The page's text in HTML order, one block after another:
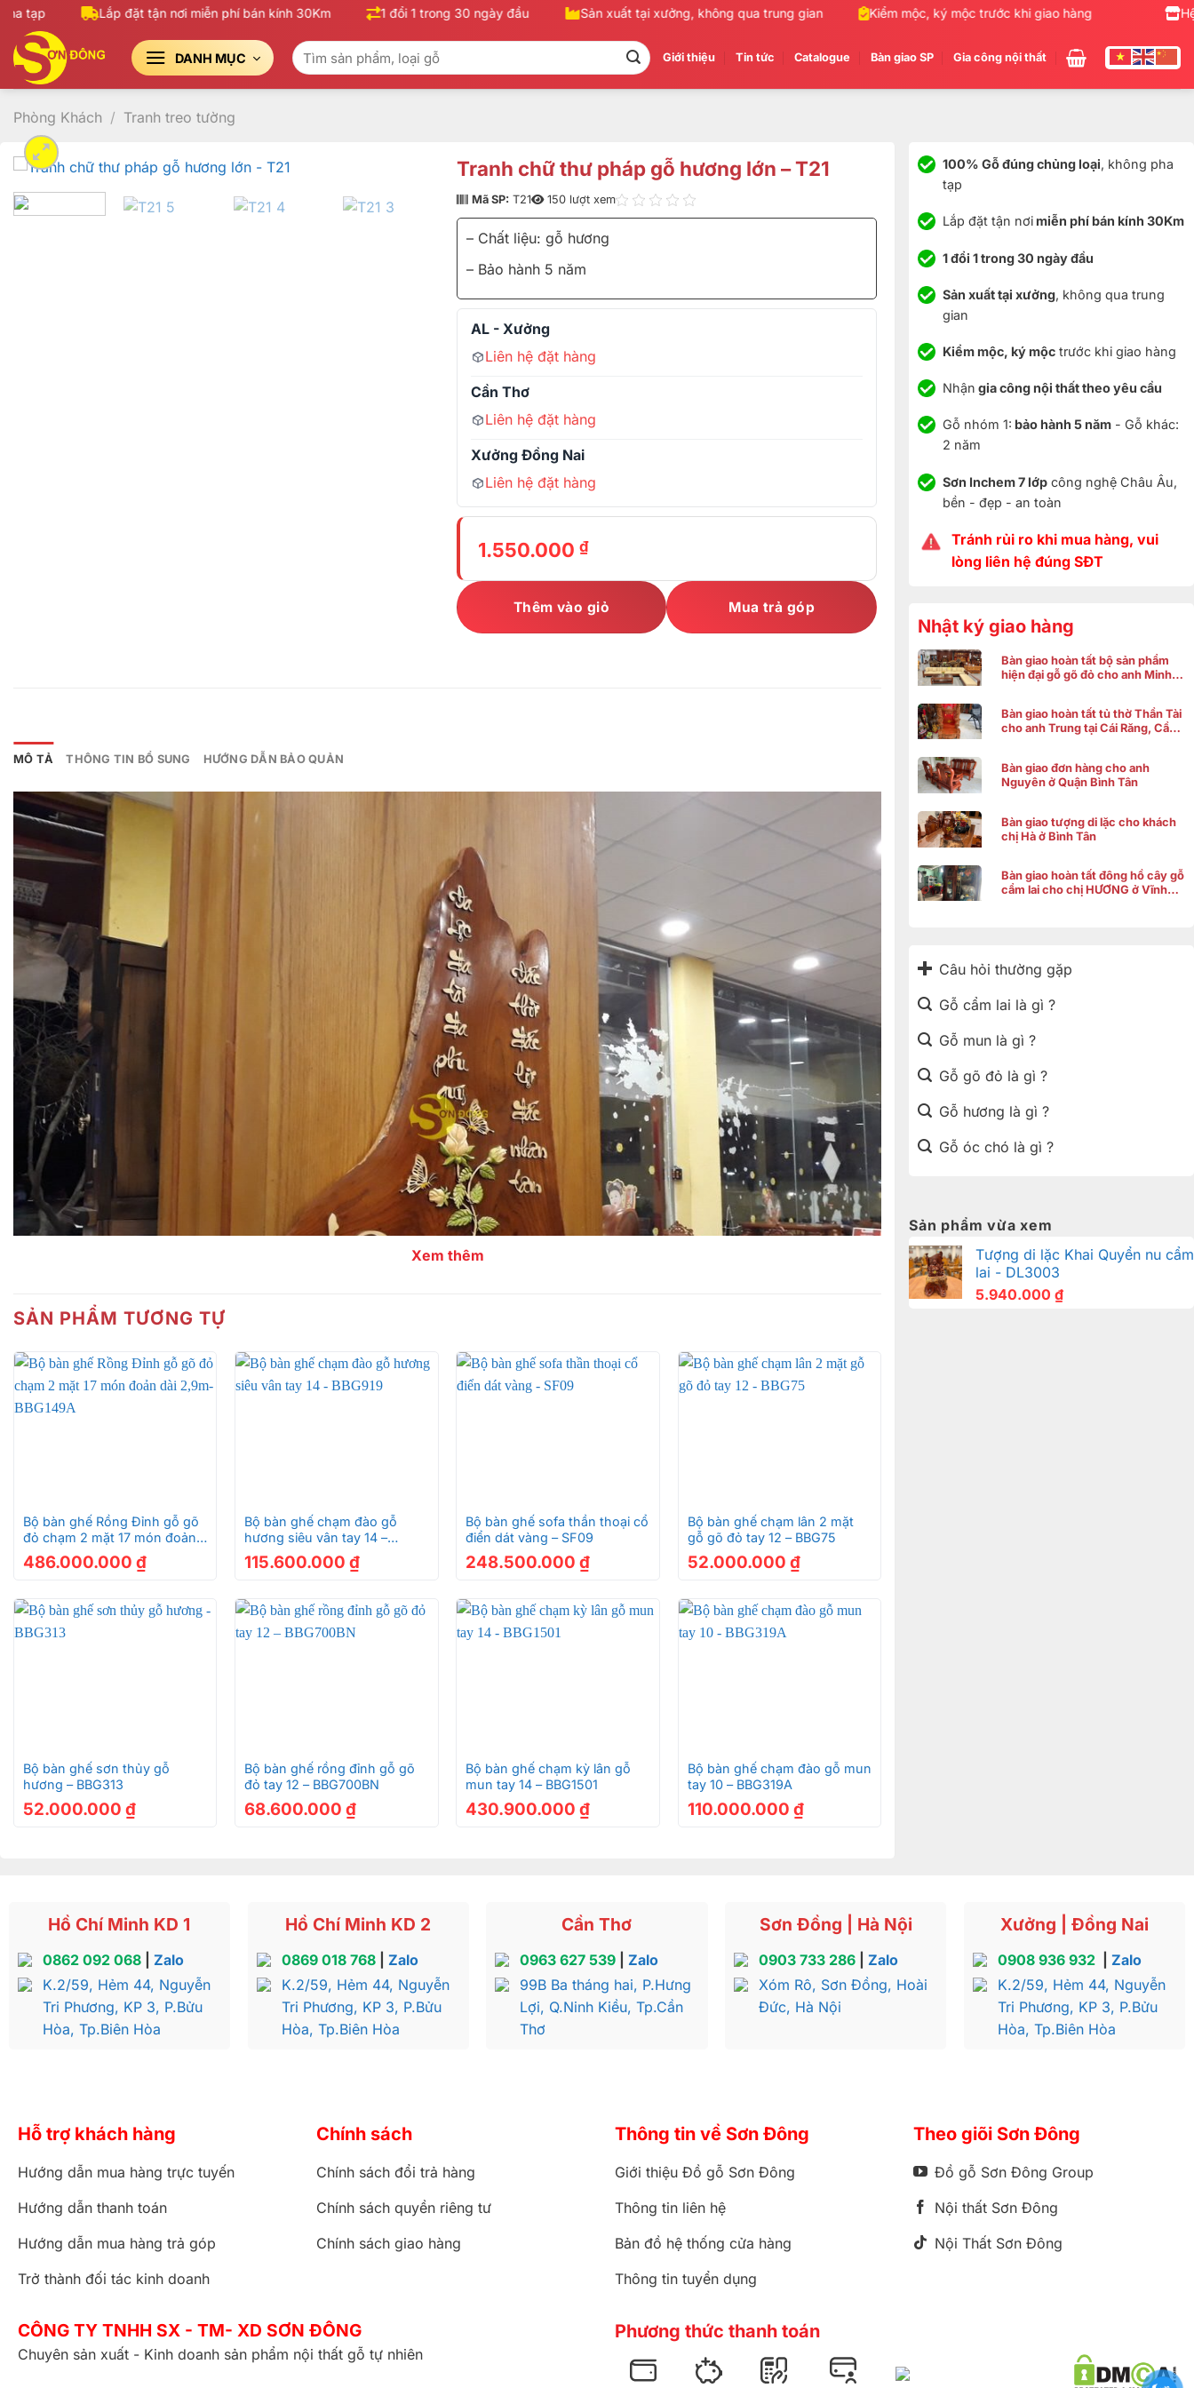
Bỏ
nội
dung
tạp Lắp đặt tận nơi miễn phí bán kính 30Km 1 đổi 1 trong 30 ngày đầu Sản xuất tại xưởng, không qua trung gian Kiểm mộc, ký mộc trước khi giao hàng Nhận gia
DANH MỤC
Tìm
kiếm:
Giới thiệu Tin tức Catalogue Bàn giao SP Gia công nội thất
Phòng Khách / Tranh treo tường
100% Gỗ đúng chủng loại, không pha
tạp
Lắp đặt tận nơimiễn phí bán kính 30Km
1 đổi 1 trong 30 ngày đầu
Sản xuất tại xưởng, không qua trung
gian
Kiểm mộc, ký mộctrước khi giao hàng
Nhận gia công nội thất theo yêu cầu
Gỗ nhóm 1: bảo hành 5 năm- Gỗ khác:
2 năm
Sơn Inchem 7 lớpcông nghệ Châu Âu,
bền - đẹp - an toàn
Tránh rủi ro khi mua hàng, vui
lòng liên hệ đúng SĐT
Nhật ký giao hàng
Bàn giao hoàn tất bộ sản phẩm
hiện đại gỗ gõ đỏ cho anh Minh ở
Bàn giao hoàn tất tủ thờ Thần Tài
cho anh Trung tại Cái Răng, Cần
Bàn giao đơn hàng cho anh
Nguyên ở Quận Bình Tân
Bàn giao tượng di lặc cho khách
chị Hà ở Bình Tân
Bàn giao hoàn tất đông hồ cây gỗ
cẩm lai cho chị HƯƠNG ở Vĩnh
Câu hỏi thường gặp
Gỗ cẩm lai là gì ?
Gỗ mun là gì ?
Gỗ gõ đỏ là gì ?
Gỗ hương là gì ?
Gỗ óc chó là gì ?
Sản phẩm vừa xem
Tượng di lặc Khai Quyển nu cẩm
lai - DL3003
5.940.000 ₫
Tranh chữ thư pháp gỗ hương lớn – T21
Mã SP: T21 150 lượt xem
– Chất liệu: gỗ hương
– Bảo hành 5 năm
AL - Xưởng
Liên hệ đặt hàng
Cần Thơ
Liên hệ đặt hàng
Xưởng Đồng Nai
Liên hệ đặt hàng
1.550.000 ₫
Thêm vào giỏ Mua trả góp
MÔ TẢ THÔNG TIN BỔ SUNG HƯỚNG DẪN BẢO QUẢN
Xem thêm
SẢN PHẨM TƯƠNG TỰ
Bộ bàn ghế Rồng Đỉnh gỗ gõ
đỏ chạm 2 mặt 17 món đoản
dài 2,9m-BBG149A
486.000.000 ₫
Bộ bàn ghế chạm đào gỗ
hương siêu vân tay 14 –
BBG919
115.600.000₫
Bộ bàn ghế sofa thần thoại cổ
điển dát vàng – SF09
248.500.000₫
Bộ bàn ghế chạm lân 2 mặt
gỗ gõ đỏ tay 12 – BBG75
52.000.000 ₫
Bộ bàn ghế sơn thủy gỗ
hương – BBG313
52.000.000 ₫
Bộ bàn ghế rồng đỉnh gỗ gõ
đỏ tay 12 – BBG700BN
68.600.000₫
Bộ bàn ghế chạm kỳ lân gỗ
mun tay 14 – BBG1501
430.900.000₫
Bộ bàn ghế chạm đào gỗ mun
tay 10 – BBG319A
110.000.000 ₫
Hồ Chí Minh KD 1
0862 092 068| Zalo
K.2/59, Hẻm 44, Nguyễn
Tri Phương, KP 3, P.Bửu
Hòa, Tp.Biên Hòa
Hồ Chí Minh KD 2
0869 018 768| Zalo
K.2/59, Hẻm 44, Nguyễn
Tri Phương, KP 3, P.Bửu
Hòa, Tp.Biên Hòa
Cần Thơ
0963 627 539 |Zalo
99B Ba tháng hai, P.Hưng
Lợi, Q.Ninh Kiều, Tp.Cần
Thơ
Sơn Đồng | Hà Nội
0903 733 286 |Zalo
Xóm Rô, Sơn Đồng, Hoài
Đức, Hà Nội
Xưởng | Đồng Nai
0908 936 932
Zalo
K.2/59, Hẻm 44, Nguyễn
Tri Phương, KP 3, P.Bửu
Hòa, Tp.Biên Hòa
Hỗ trợ khách hàng
Hướng dẫn mua hàng trực tuyến
Hướng dẫn thanh toán
Hướng dẫn mua hàng trả góp
Trở thành đối tác kinh doanh
Chính sách
Chính sách đổi trả hàng
Chính sách quyền riêng tư
Chính sách giao hàng
Thông tin về Sơn Đông
Giới thiệu Đồ gỗ Sơn Đông
Thông tin liên hệ
Bản đồ hệ thống cửa hàng
Thông tin tuyển dụng
Theo giõi Sơn Đông
Đồ gỗ Sơn Đông Group
Nội thất Sơn Đông
Nội Thất Sơn Đông
CÔNG TY TNHH SX - TM- XD SƠN ĐÔNG
Chuyên sản xuất - Kinh doanh sản phẩm nội thất gỗ tự nhiên
Phương thức thanh toán